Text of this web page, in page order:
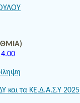
και τα ΚΕ.Δ.Α.Σ.Υ 2025